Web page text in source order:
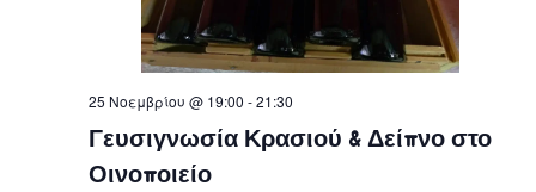
Γευσιγνωσία Κρασιού & Δείπνο στο
Οινοποιείο
25 Νοεμβρίου @ 19:00 -21:30